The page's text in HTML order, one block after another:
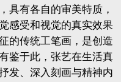
具有各自的审美特质，
感受和视觉的真实效果
的传统工笔画，是创造
鉴于此，张艺在生活真
发、深入刻画与精神内